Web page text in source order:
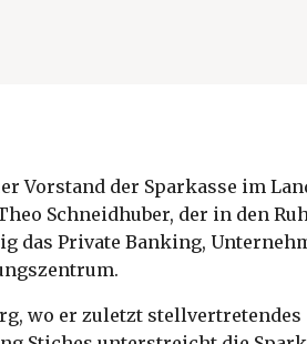
Vorstand der Sparkasse im
Schneidhuber, der in den
das Private Banking,
wo er zuletzt stellvertretendes